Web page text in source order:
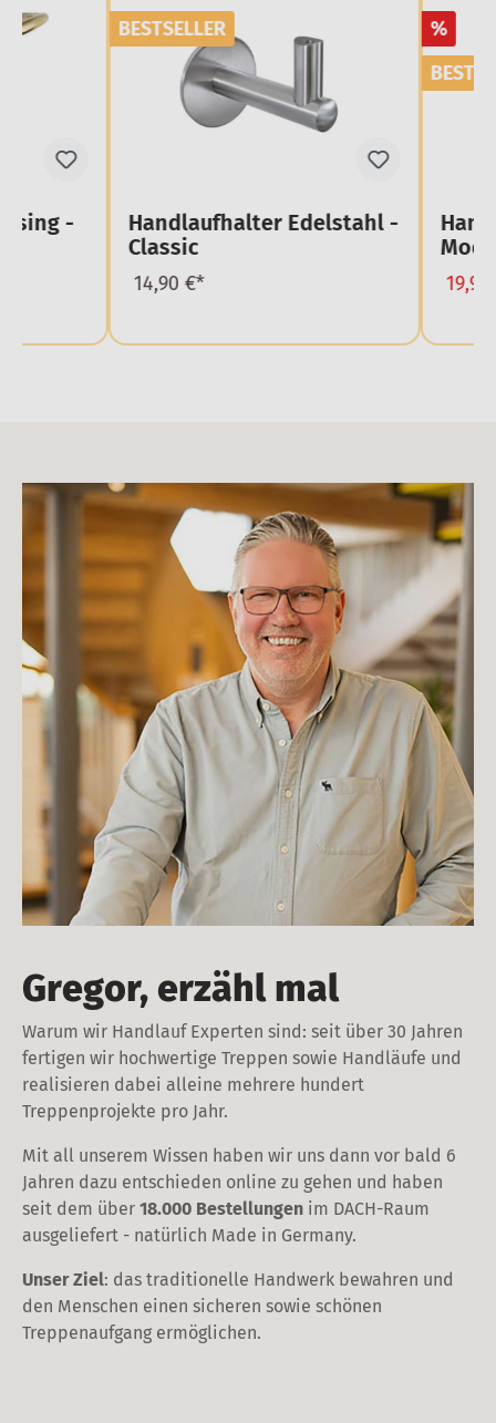
-
BESTSELLER
Handlaufhalter Edelstahl -
Classic
14,90 €*
%
Gregor, erzähl mal
Warum wir Handlauf Experten sind: seit über 30 Jahren
fertigen wir hochwertige Treppen sowie Handläufe und
realisieren dabei alleine mehrere hundert
Treppenprojekte pro Jahr.
Mit all unserem Wissen haben wir uns dann vor bald 6
Jahren dazu entschieden online zu gehen und haben
seit dem über 18.000 Bestellungen im DACH-Raum
ausgeliefert - natürlich Made in Germany.
Unser Ziel: das traditionelle Handwerk bewahren und
den Menschen einen sicheren sowie schönen
Treppenaufgang ermöglichen.